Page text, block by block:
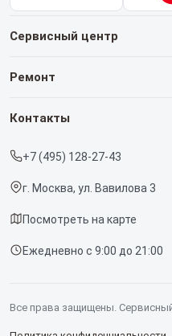
Сервисный центр
О нашем сервисе
Срочный ремонт
Доставка и способы оплаты
Диагностика
Контакты
Ремонт
Роботов-пылесосов
Винных шкафов
Контакты
+7 (495) 128-27-43
г. Москва, ул. Вавилова 3
Посмотреть на карте
Ежедневно с 9:00 до 21:00
Все права защищены.